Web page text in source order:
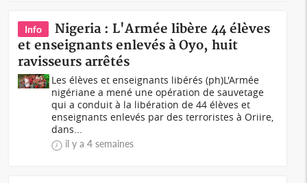
Info
Nigeria : L'Armée libère 44 élèves
et enseignants enlevés à Oyo, huit
ravisseurs arrêtés
Les élèves et enseignants libérés (ph)L'Armée
nigériane a mené une opération de sauvetage
qui a conduit à la libération de 44 élèves et
enseignants enlevés par des terroristes à Oriire,
dans...
il y a 4 semaines